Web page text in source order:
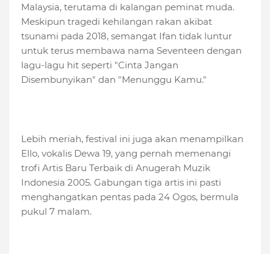
Malaysia, terutama di kalangan peminat muda.
Meskipun tragedi kehilangan rakan akibat
tsunami pada 2018, semangat Ifan tidak luntur
untuk terus membawa nama Seventeen dengan
lagu-lagu hit seperti "Cinta Jangan
Disembunyikan" dan "Menunggu Kamu."
Lebih meriah, festival ini juga akan menampilkan
Ello, vokalis Dewa 19, yang pernah memenangi
trofi Artis Baru Terbaik di Anugerah Muzik
Indonesia 2005. Gabungan tiga artis ini pasti
menghangatkan pentas pada 24 Ogos, bermula
pukul 7 malam.